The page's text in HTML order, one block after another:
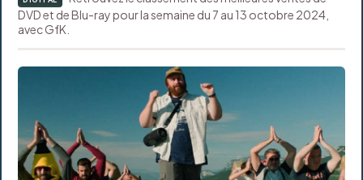
DVD et de Blu-ray pour la semaine du 7 au 13 octobre 2024,
avec GfK.